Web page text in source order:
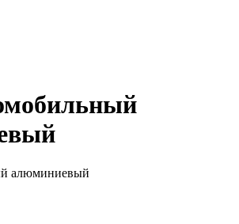
алюминиевый